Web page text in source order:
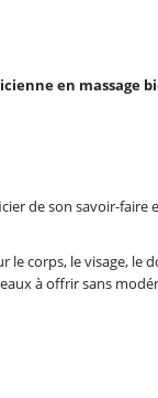
de son savoir-faire
corps, le visage, le
à offrir sans